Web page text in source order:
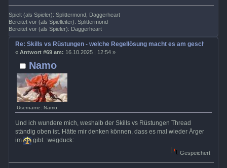
Spielt (als Spieler): Splittermond, Daggerheart
Bereitet vor (als Spielleiter): Splittermond
Bereitet vor (als Spieler): Daggerheart
Namo
Username: Namo
Re: Skills vs Rüstungen - welche Regellösung macht es am
« Antwort #69 am: 16.10.2025 | 12:54 »
Und ich wundere mich, weshalb der Skills vs Rüstungen Thread
ständig oben ist. Hätte mir denken können, dass es mal wieder Ärger
im
gibt. :wegduck:
Gespeichert